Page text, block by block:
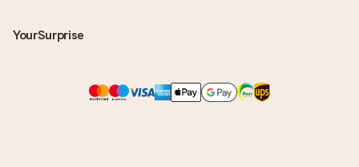
YourSurprise